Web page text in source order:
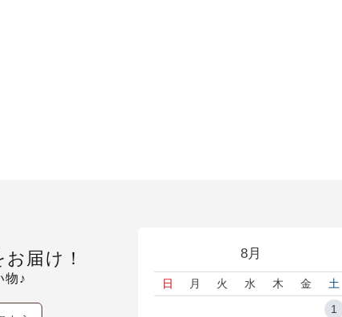
8月
日 月 火 水 木 金
土
1
届け！
物♪